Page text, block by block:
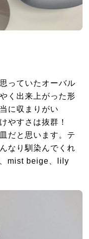
っていたオーバル
く出来上がった形
に収まりがい
やすさは抜群！
だと思います。テ
なり馴染んでくれ
mist beige、lily